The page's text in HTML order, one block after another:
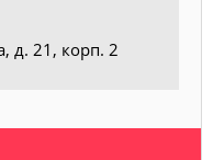
д. 21, корп. 2